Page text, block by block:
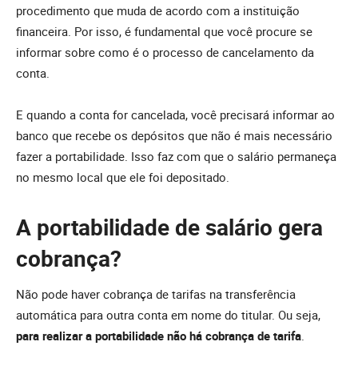
procedimento que muda de acordo com a instituição
financeira. Por isso, é fundamental que você procure se
informar sobre como é o processo de cancelamento da
conta.
E quando a conta for cancelada, você precisará informar ao
banco que recebe os depósitos que não é mais necessário
fazer a portabilidade. Isso faz com que o salário permaneça
no mesmo local que ele foi depositado.
A portabilidade de salário gera
cobrança?
Não pode haver cobrança de tarifas na transferência
automática para outra conta em nome do titular. Ou seja,
para realizar a portabilidade não há cobrança de tarifa